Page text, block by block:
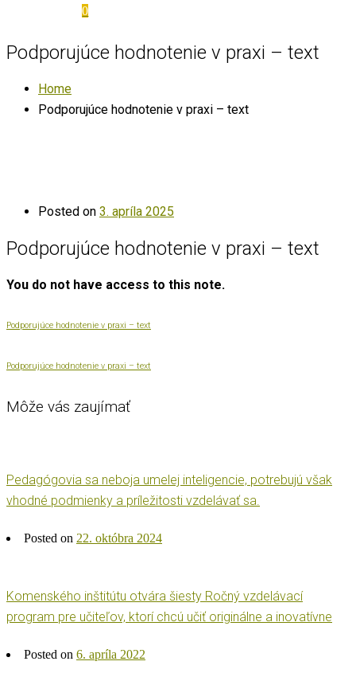
0
Podporujúce hodnotenie v praxi – text
Home
Podporujúce hodnotenie v praxi – text
Posted on 3. apríla 2025
Podporujúce hodnotenie v praxi – text
You do not have access to this note.
Podporujúce hodnotenie v praxi – text
Podporujúce hodnotenie v praxi – text
Môže vás zaujímať
Pedagógovia sa neboja umelej inteligencie, potrebujú však
vhodné podmienky a príležitosti vzdelávať sa.
Posted on 22. októbra 2024
Komenského inštitútu otvára šiesty Ročný vzdelávací
program pre učiteľov, ktorí chcú učiť originálne a inovatívne
Posted on 6. apríla 2022